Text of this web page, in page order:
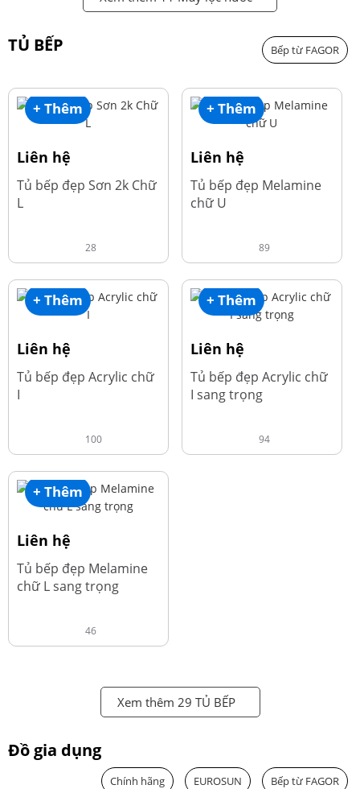
TỦ BẾP Bếp từ FAGOR
+ Thêm
Liên hệ
Tủ bếp đẹp Sơn 2k Chữ
L
28
+ Thêm
Liên hệ
Tủ bếp đẹp Melamine
chữ U
89
+ Thêm
Liên hệ
Tủ bếp đẹp Acrylic chữ
I
100
+ Thêm
Liên hệ
Tủ bếp đẹp Acrylic chữ
I sang trọng
94
+ Thêm
Liên hệ
Tủ bếp đẹp Melamine
chữ L sang trọng
46
Xem thêm 29 TỦ BẾP
Đồ gia dụng
Chính hãng EUROSUN Bếp từ FAGOR